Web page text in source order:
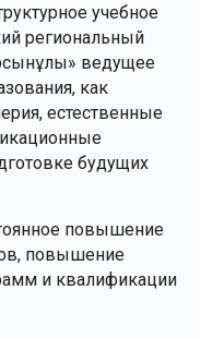
учебное
региональный
ведущее
как
естественные
будущих
повышение
повышение
и квалификации